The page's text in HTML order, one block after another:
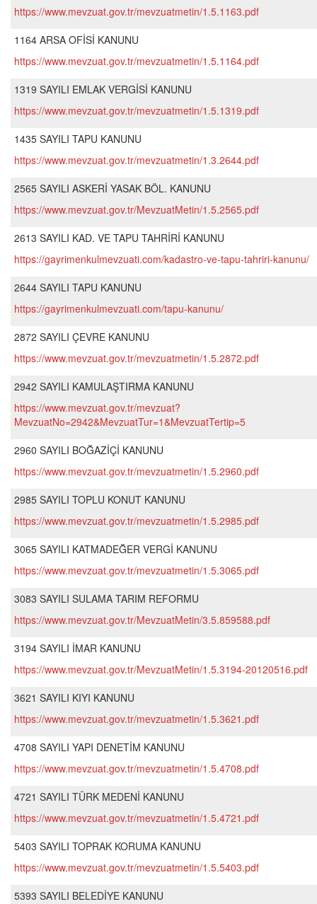
https://www.mevzuat.gov.tr/mevzuatmetin/1.5.1163.pdf
1164 ARSA OFİSİ KANUNU
https://www.mevzuat.gov.tr/mevzuatmetin/1.5.1164.pdf
1319 SAYILI EMLAK VERGİSİ KANUNU
https://www.mevzuat.gov.tr/mevzuatmetin/1.5.1319.pdf
1435 SAYILI TAPU KANUNU
https://www.mevzuat.gov.tr/mevzuatmetin/1.3.2644.pdf
2565 SAYILI ASKERİ YASAK BÖL. KANUNU
https://www.mevzuat.gov.tr/MevzuatMetin/1.5.2565.pdf
2613 SAYILI KAD. VE TAPU TAHRİRİ KANUNU
https://gayrimenkulmevzuati.com/kadastro-ve-tapu-tahriri-kanunu/
2644 SAYILI TAPU KANUNU
https://gayrimenkulmevzuati.com/tapu-kanunu/
2872 SAYILI ÇEVRE KANUNU
https://www.mevzuat.gov.tr/mevzuatmetin/1.5.2872.pdf
2942 SAYILI KAMULAŞTIRMA KANUNU
https://www.mevzuat.gov.tr/mevzuat?
MevzuatNo=2942&MevzuatTur=1&MevzuatTertip=5
2960 SAYILI BOĞAZİÇİ KANUNU
https://www.mevzuat.gov.tr/mevzuatmetin/1.5.2960.pdf
2985 SAYILI TOPLU KONUT KANUNU
https://www.mevzuat.gov.tr/mevzuatmetin/1.5.2985.pdf
3065 SAYILI KATMADEĞER VERGİ KANUNU
https://www.mevzuat.gov.tr/mevzuatmetin/1.5.3065.pdf
3083 SAYILI SULAMA TARIM REFORMU
https://www.mevzuat.gov.tr/MevzuatMetin/3.5.859588.pdf
3194 SAYILI İMAR KANUNU
https://www.mevzuat.gov.tr/MevzuatMetin/1.5.3194-20120516.pdf
3621 SAYILI KIYI KANUNU
https://www.mevzuat.gov.tr/mevzuatmetin/1.5.3621.pdf
4708 SAYILI YAPI DENETİM KANUNU
https://www.mevzuat.gov.tr/mevzuatmetin/1.5.4708.pdf
4721 SAYILI TÜRK MEDENİ KANUNU
https://www.mevzuat.gov.tr/mevzuatmetin/1.5.4721.pdf
5403 SAYILI TOPRAK KORUMA KANUNU
https://www.mevzuat.gov.tr/mevzuatmetin/1.5.5403.pdf
5393 SAYILI BELEDİYE KANUNU